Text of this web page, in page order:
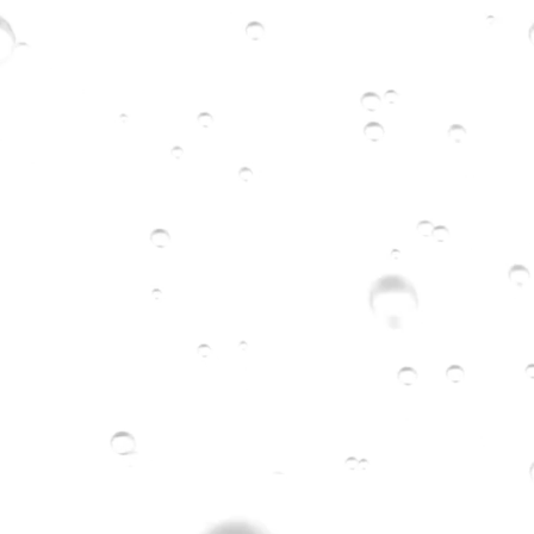
保
深層清潔